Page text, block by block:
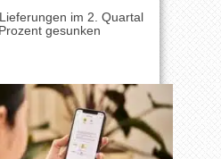
im 2. Quartal
gesunken